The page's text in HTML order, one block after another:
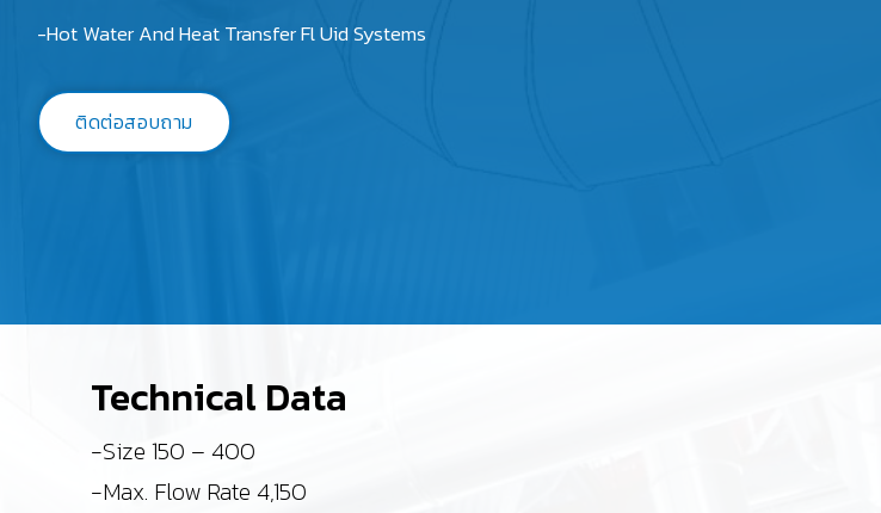
-Hot Water And Heat Transfer Fl Uid Systems
ติดต่อสอบถาม
Technical Data
-Size 150 – 400
-Max. Flow Rate 4,150